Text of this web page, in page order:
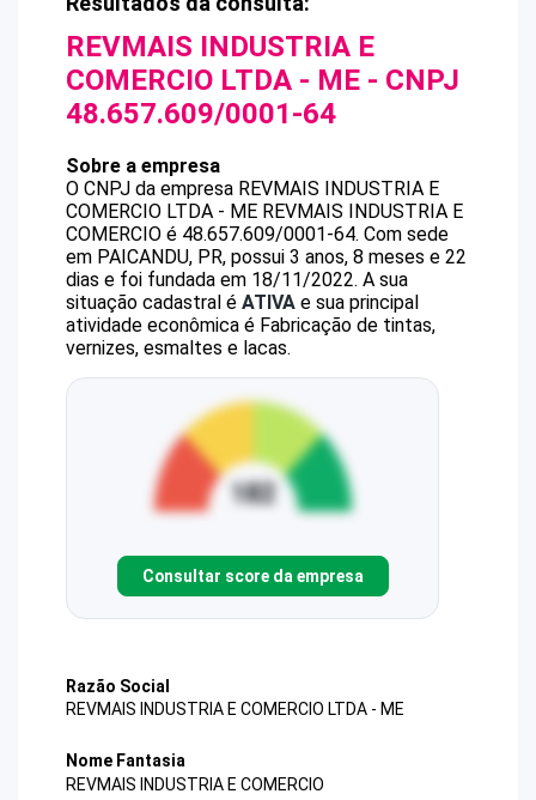
REVMAIS INDUSTRIA E
COMERCIO LTDA - ME - CNPJ
48.657.609/0001-64
Sobre a empresa
O CNPJ da empresa REVMAIS INDUSTRIA E
COMERCIO LTDA - ME REVMAIS INDUSTRIA E
COMERCIO é 48.657.609/0001-64. Com sede
em PAICANDU, PR, possui 3 anos, 8 meses e 22
dias e foi fundada em 18/11/2022. A sua
situação cadastral é ATIVA e sua principal
atividade econômica é Fabricação de tintas,
vernizes, esmaltes e lacas.
Consultar score da empresa
Razão Social
REVMAIS INDUSTRIA E COMERCIO LTDA - ME
Nome Fantasia
REVMAIS INDUSTRIA E COMERCIO